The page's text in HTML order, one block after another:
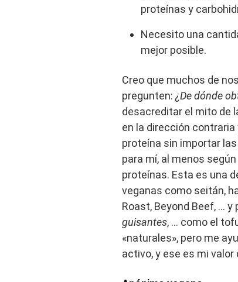
proteínas y
Necesito una
mejor posible.
Creo que muchos de
pregunten: ¿De dónde
desacreditar el mito de
en la dirección
proteína sin importar
para mí, al menos
proteínas. Esta es una
veganas como seitán,
Roast, Beyond Beef, …
guisantes, … como el
«naturales», pero me
activo, y ese es mi